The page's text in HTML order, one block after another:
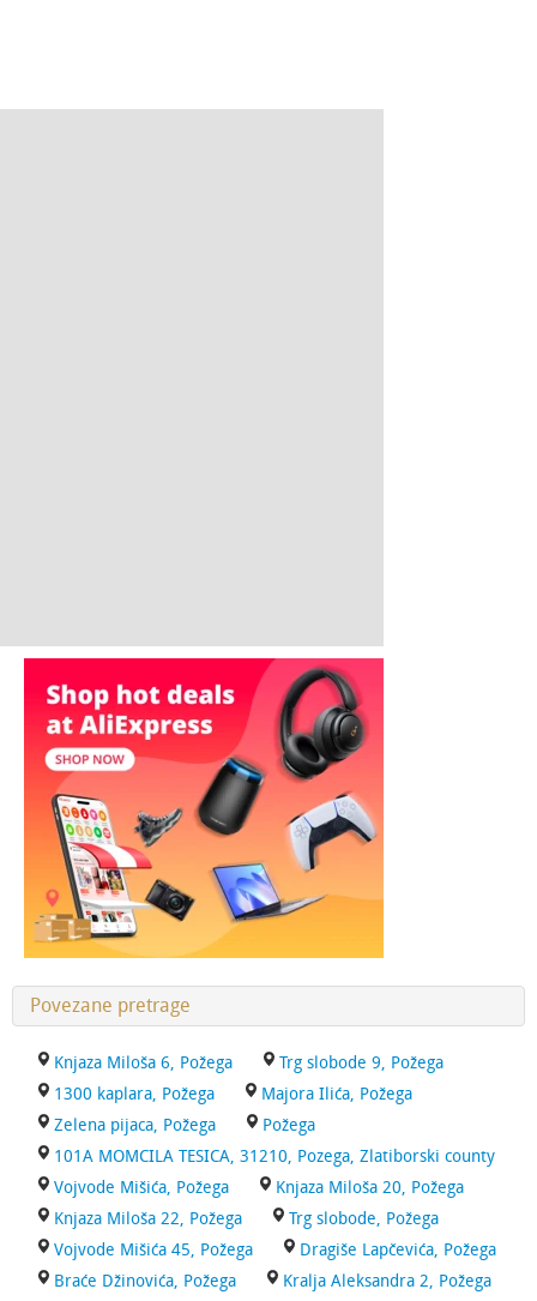
Povezane pretrage
Knjaza Miloša 6, Požega
Trg slobode 9, Požega
1300 kaplara, Požega
Majora Ilića, Požega
Zelena pijaca, Požega
Požega
101A MOMCILA TESICA, 31210, Pozega, Zlatiborski county
Vojvode Mišića, Požega
Knjaza Miloša 20, Požega
Knjaza Miloša 22, Požega
Trg slobode, Požega
Vojvode Mišića 45, Požega
Dragiše Lapčevića, Požega
Braće Džinovića, Požega
Kralja Aleksandra 2, Požega